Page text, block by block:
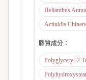
Helianthus
Actinidia
膠質成分 ：
Polyglyceryl-2